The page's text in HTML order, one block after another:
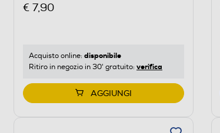
€ 7,90
Acquisto online: disponibile
Ritiro in negozio in 30' gratuito: verifica
AGGIUNGI